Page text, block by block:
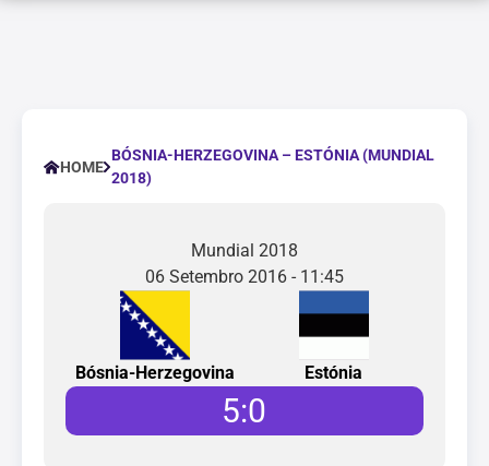
HOME
BÓSNIA-HERZEGOVINA – ESTÓNIA (MUNDIAL
2018)
Mundial 2018
06 Setembro 2016 - 11:45
Bósnia-Herzegovina Estónia
5:0